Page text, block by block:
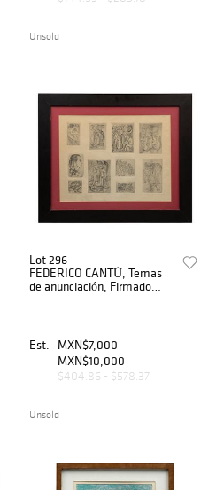
Unsold
Lot 296
FEDERICO CANTÚ, Temas
de anunciación, Firmado
Est.
MXN$7,000 -
MXN$10,000
$404.86 - $578.37
Unsold